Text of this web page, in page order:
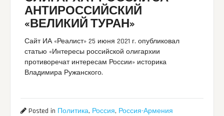
АНТИРОССИЙСКИЙ
«ВЕЛИКИЙ ТУРАН»
Сайт ИА «Реалист» 25 июня 2021 г. опубликовал
статью «Интересы российской олигархии
противоречат интересам России» историка
Владимира Ружанского.
Posted in Политика, Россия, Россия-Армения